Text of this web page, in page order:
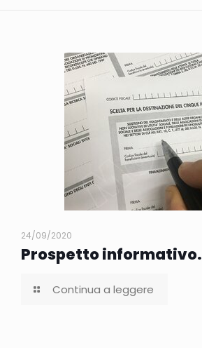
24/09/2020
Prospetto informativo.
Continua a leggere